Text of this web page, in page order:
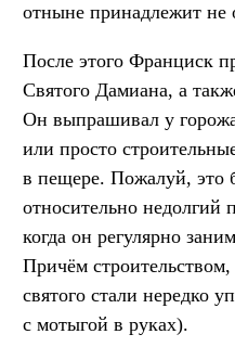
отныне принадлежит не
После этого Франциск
Святого Дамиана, а
Он выпрашивал у
или просто
в пещере. Пожалуй, это
относительно
когда он регулярно
Причём
святого стали нередко
с мотыгой в руках).